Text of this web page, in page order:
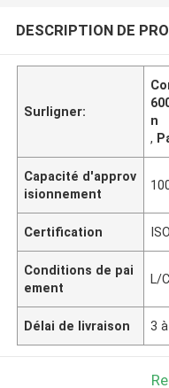
DESCRIPTION DE
Surligner:
n
,
Capacité d'approv
isionnement
Certification
Conditions de pai
ement
L/
Délai de livraison 3